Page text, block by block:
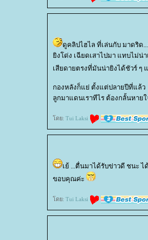
ดูคลิปไฮไล ที่เล่นกับ มาดริด
งโด่ง เฉียดเสาไปมา แทบไม่น่า
เสียดายตรงที่มันน่ายิงได้ชัวร์ ๆ
กองหลังก็แย่ ตั้งแต่ปลายปีที่แล้ว
ลูกมาแดนเราทีไร ต้องกลั้นหายใ
ดย: Tui Laksi
เย้ ...ตื่นมาได้รับข่าวดี ชนะ ไ
ขอบคุณค่ะ
ดย: Tui Laksi